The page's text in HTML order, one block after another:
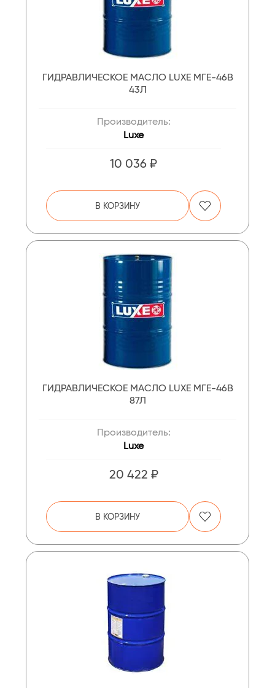
ГИДРАВЛИЧЕСКОЕ МАСЛО LUXE МГЕ-46В
43Л
Производитель:
Luxe
10 036 ₽
В КОРЗИНУ
ГИДРАВЛИЧЕСКОЕ МАСЛО LUXE МГЕ-46В
87Л
Производитель:
Luxe
20 422 ₽
В КОРЗИНУ